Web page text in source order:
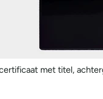
met titel,